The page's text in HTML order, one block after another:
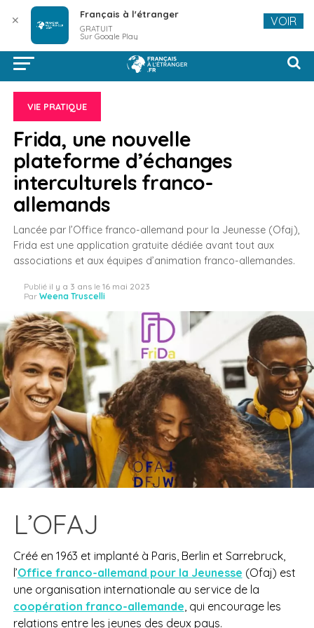
VIE PRATIQUE
Frida, une nouvelle
plateforme d’échanges
interculturels franco-
allemands
Lancée par l’Office franco-allemand pour la Jeunesse (Ofaj),
Frida est une application gratuite dédiée avant tout aux
associations et aux équipes d’animation franco-allemandes.
Publié il y a 3 ans le 16 mai 2023
Par Weena Truscelli
L’OFAJ
Créé en 1963 et implanté à Paris, Berlin et Sarrebruck,
l’Office franco-allemand pour la Jeunesse (Ofaj) est
une organisation internationale au service de la
coopération franco-allemande , qui encourage les
relations entre les jeunes des deux pays.
✕ Français à l'étranger
GRATUIT
Sur Google Play
VOIR